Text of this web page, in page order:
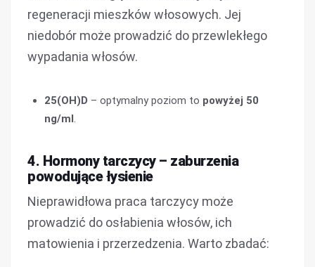
regeneracji mieszków włosowych. Jej
niedobór może prowadzić do przewlekłego
wypadania włosów.
25(OH)D – optymalny poziom to powyżej 50
ng/ml.
4. Hormony tarczycy – zaburzenia
powodujące łysienie
Nieprawidłowa praca tarczycy może
prowadzić do osłabienia włosów, ich
matowienia i przerzedzenia. Warto zbadać: